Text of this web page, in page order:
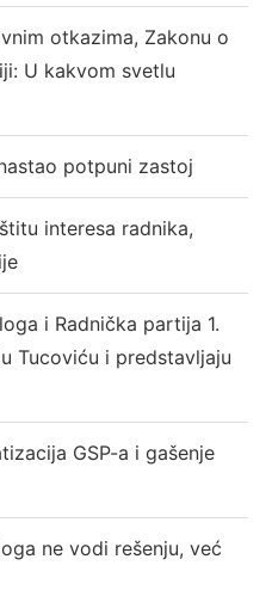
otkazima, Zakonu o
U kakvom svetlu
potpuni zastoj
interesa radnika,
i Radnička partija 1.
Tucoviću i predstavljaju
GSP-a i gašenje
ne vodi rešenju, već